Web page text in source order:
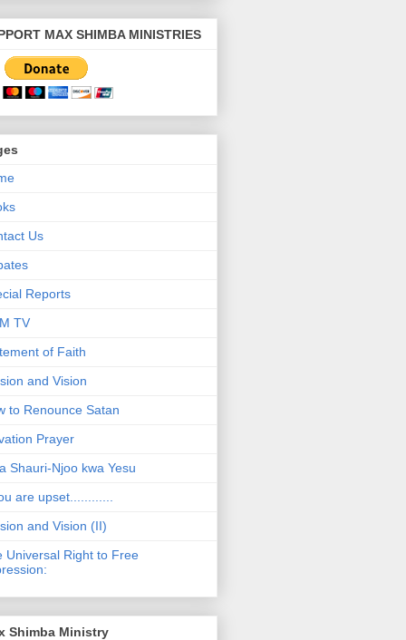
MAX SHIMBA MINISTRIES
Us
Reports
TV
of Faith
and Vision
to Renounce Satan
Prayer
Shauri-Njoo kwa Yesu
are upset............
and Vision (II)
Universal Right to Free
Shimba Ministry